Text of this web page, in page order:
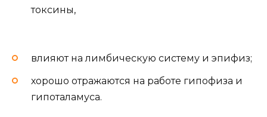
токсины,
влияют на лимбическую систему и эпифиз;
хорошо отражаются на работе гипофиза и
гипоталамуса.